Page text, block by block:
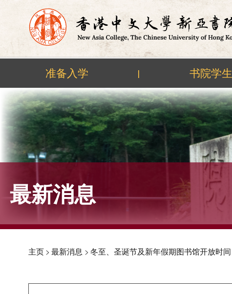
Skip
content
准备入学 | 书院学生
最新消息
主页> 最新消息 > 冬至、圣诞节及新年假期图书馆开放时间